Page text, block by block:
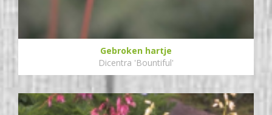
Gebroken hartje
Dicentra 'Bountiful'